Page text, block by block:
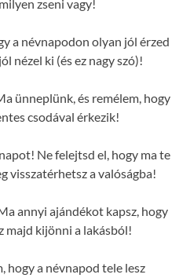
zseni vagy!
a névnapodon olyan jól érzed
nézel ki (és ez nagy szó)!
ünneplünk, és remélem, hogy
csodával érkezik!
Ne felejtsd el, hogy ma te
visszatérhetsz a valóságba!
annyi ajándékot kapsz, hogy
majd kijönni a lakásból!
hogy a névnapod tele lesz